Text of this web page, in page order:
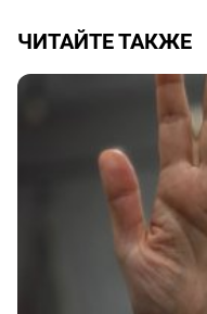
ЧИТАЙТЕ ТАКЖЕ